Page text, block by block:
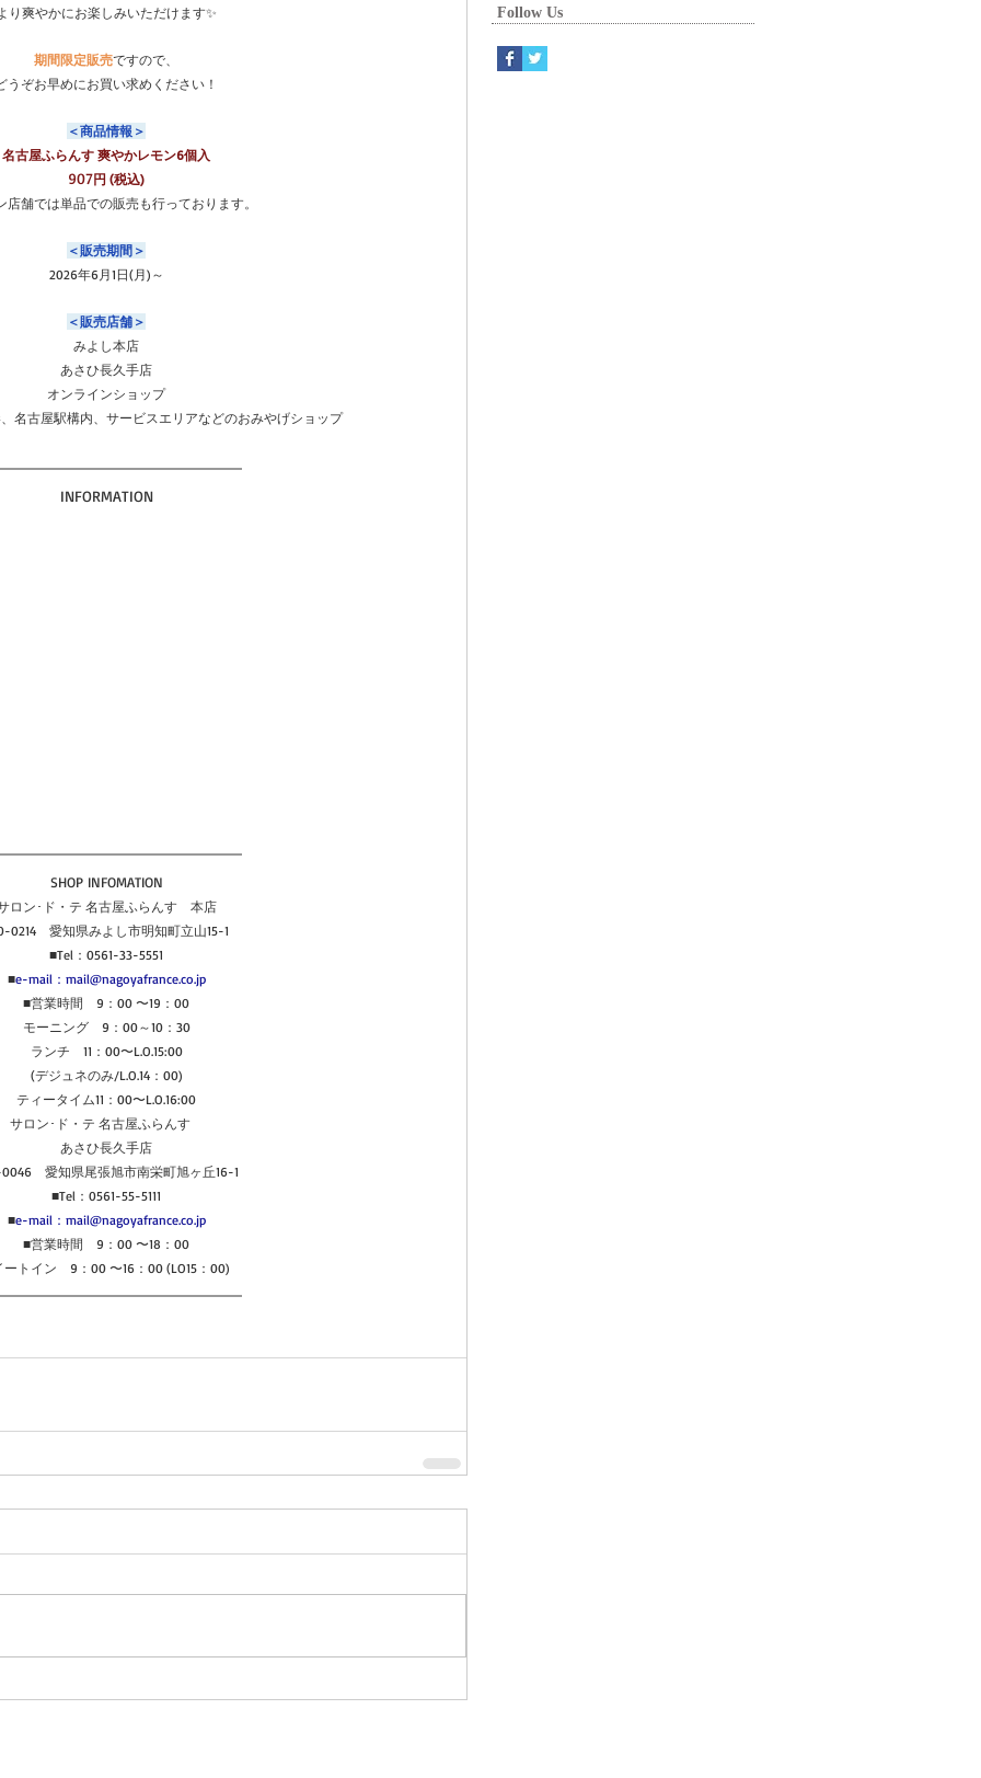
り爽やかにお楽しみいただけます✨
期間限定販売ですので、
うぞお早めにお買い求めください！
＜商品情報＞
名古屋ふらんす 爽やかレモン6個入
907円 (税込)
舗では単品での販売も行っております。
＜販売期間＞
2026年6月1日(月)～
＜販売店舗＞
みよし本店
あさひ長久手店
オンラインショップ
名古屋駅構内、サービスエリアなどのおみやげショップ
INFORMATION
SHOP INFOMATION
ロン･ド・テ 名古屋ふらんす　本店
0214　愛知県みよし市明知町立山15-1
■Tel：0561-33-5551
■e-mail：mail@nagoyafrance.co.jp
■営業時間　9：00 〜19：00
モーニング　9：00～10：30
ランチ　11：00〜L.O.15:00
(デジュネのみ/L.O.14：00)
ティータイム11：00〜L.O.16:00
サロン･ド・テ 名古屋ふらんす
あさひ長久手店
　愛知県尾張旭市南栄町旭ヶ丘16-1
■Tel：0561-55-5111
■e-mail：mail@nagoyafrance.co.jp
■営業時間　9：00 〜18：00
ートイン　9：00 〜16：00 (LO15：00)
Follow Us